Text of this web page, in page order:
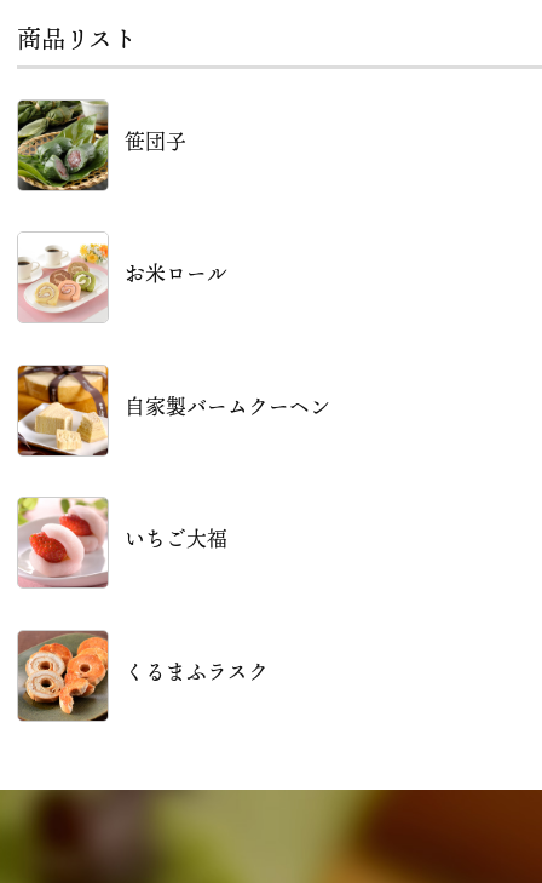
商品リスト
笹団子
お米ロール
自家製バームクーヘン
いちご大福
くるまふラスク